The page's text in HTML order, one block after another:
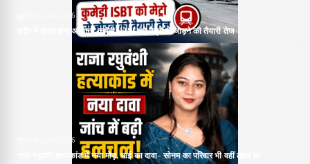
06 August 2026
इंदौर में सफर होगा आसान! कुमेड़ी ISBT को मेट्रो से जोड़ने की तैयारी तेज
06 August 2026
राजा रघुवंशी हत्याकांड में नया मोड़, भाई का दावा- सोनम का परिवार भी वहीं ठहरा था